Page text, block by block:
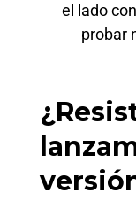
el lado
probar